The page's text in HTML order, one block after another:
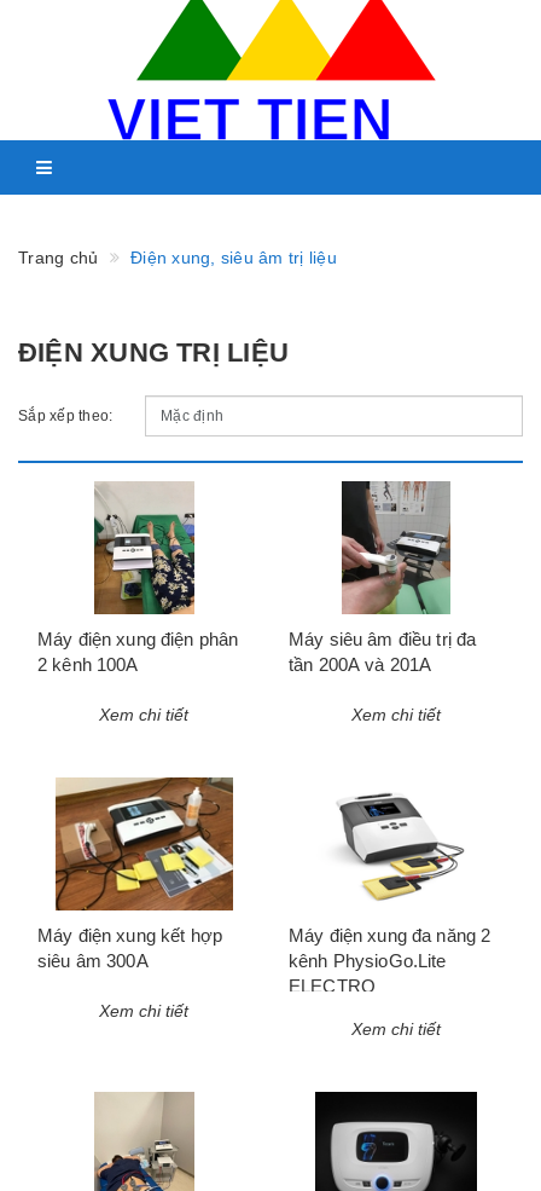
Trang chủ Điện xung, siêu âm trị liệu
ĐIỆN XUNG TRỊ LIỆU
Sắp xếp theo:
Máy điện xung điện phân
2 kênh 100A
Xem chi tiết
Máy siêu âm điều trị đa
tần 200A và 201A
Xem chi tiết
Máy điện xung kết hợp
siêu âm 300A
Xem chi tiết
Máy điện xung đa năng 2
kênh PhysioGo.Lite
ELECTRO
Xem chi tiết